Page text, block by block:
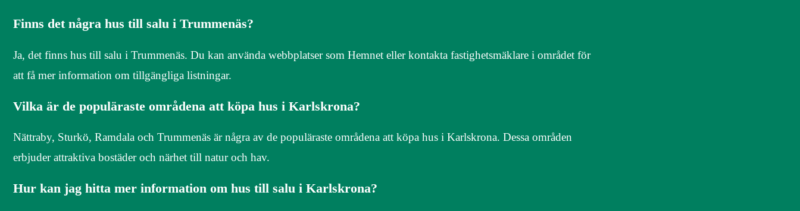
Finns det några hus till salu i Trummenäs?
Ja, det finns hus till salu i Trummenäs. Du kan använda webbplatser som Hemnet eller kontakta fastighetsmäklare i området för
att få mer information om tillgängliga listningar.
Vilka är de populäraste områdena att köpa hus i Karlskrona?
Nättraby, Sturkö, Ramdala och Trummenäs är några av de populäraste områdena att köpa hus i Karlskrona. Dessa områden
erbjuder attraktiva bostäder och närhet till natur och hav.
Hur kan jag hitta mer information om hus till salu i Karlskrona?